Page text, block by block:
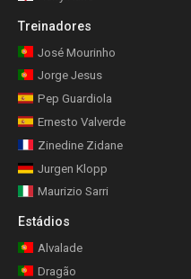
Treinadores
José Mourinho
Jorge Jesus
Pep Guardiola
Ernesto Valverde
Zinedine Zidane
Jurgen Klopp
Maurizio Sarri
Estádios
Alvalade
Dragão